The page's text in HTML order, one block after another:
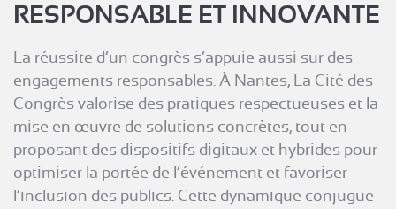
RESPONSABLE ET INNOVANTE
La réussite d’un congrès s’appuie aussi sur des
engagements responsables. À Nantes, La Cité des
Congrès valorise des pratiques respectueuses et la
mise en œuvre de solutions concrètes, tout en
proposant des dispositifs digitaux et hybrides pour
optimiser la portée de l’événement et favoriser
l’inclusion des publics. Cette dynamique conjugue